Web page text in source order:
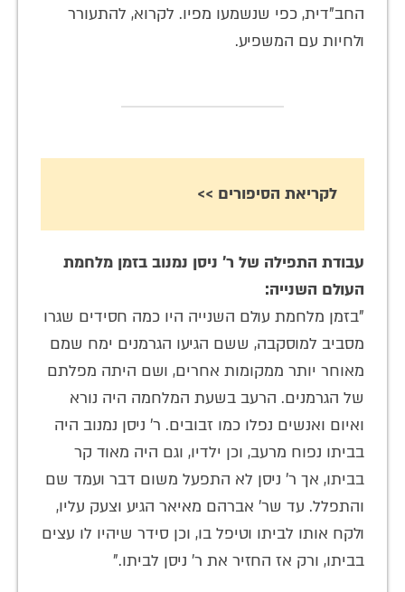
החב"דית, כפי שנשמעו מפיו. לקרוא, להתעורר
ולחיות עם המשפיע.
לקריאת הסיפורים >>
עבודת התפילה של ר' ניסן נמנוב בזמן מלחמת
העולם השנייה:
"בזמן מלחמת עולם השנייה היו כמה חסידים שגרו
מסביב למוסקבה, ששם הגיעו הגרמנים ימח שמם
מאוחר יותר ממקומות אחרים, ושם היתה מפלתם
של הגרמנים. הרעב בשעת המלחמה היה נורא
ואיום ואנשים נפלו כמו זבובים. ר' ניסן נמנוב היה
בביתו נפוח מרעב, וכן ילדיו, וגם היה מאוד קר
בביתו, אך ר' ניסן לא התפעל משום דבר ועמד שם
והתפלל. עד שר' אברהם מאיאר הגיע וצעק עליו,
ולקח אותו לביתו וטיפל בו, וכן סידר שיהיו לו עצים
בביתו, ורק אז החזיר את ר' ניסן לביתו."